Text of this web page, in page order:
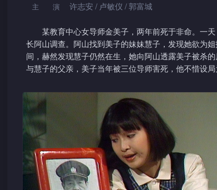
主演 许志安 / 卢敏仪 / 郭富城
某教育中心女导师金美子，两年前死于非命。一
长阿山调查。阿山找到美子的妹妹慧子，发现她欲为
间，赫然发现慧子仍然在生，她向阿山透露美子被杀
与慧子的父亲，美子当年被三位导师害死，他不惜设局